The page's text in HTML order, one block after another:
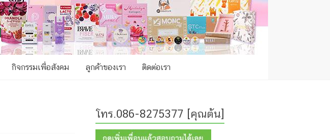
กิจกรรมเพื่อสังคม ลูกค้าของเรา ติดต่อเรา
โทร.086-8275377 [คุณต้น]